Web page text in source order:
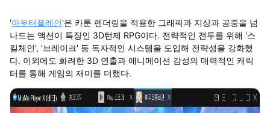
'아우터플레인'은 카툰 렌더링을 적용한 그래픽과 지상과 공중을 넘
나드는 액션이 특징인 3D턴제 RPG이다. 전략적인 전투를 위해 '스
킬체인', '브레이크' 등 독자적인 시스템을 도입해 전략성을 강화했
다. 이외에도 화려한 3D 연출과 애니메이션 감성의 매력적인 캐릭
터를 통해 게임의 재미를 더했다.